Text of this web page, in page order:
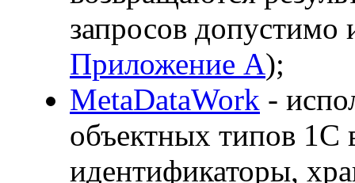
запросов допустимо
Приложение А);
MetaDataWork -
объектных типов 1С
идентификаторы,